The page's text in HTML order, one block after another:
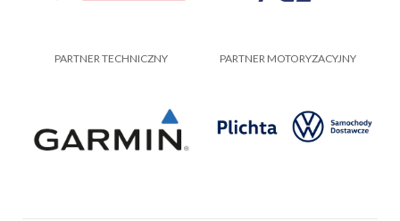
PARTNER TECHNICZNY PARTNER MOTORYZACYJNY